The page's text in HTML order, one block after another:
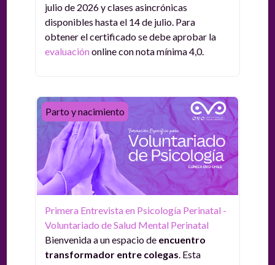
julio de 2026 y clases asincrónicas
disponibles hasta el 14 de julio. Para
obtener el certificado se debe aprobar la
evaluación online con nota mínima 4,0.
Primera Entrevista en Psicología Perinatal -
Parto y nacimiento
Primera Entrevista en Psicología Perinatal -
Voluntariado de Salud Mental Perinatal
Bienvenida a un espacio de encuentro
transformador entre colegas. Esta